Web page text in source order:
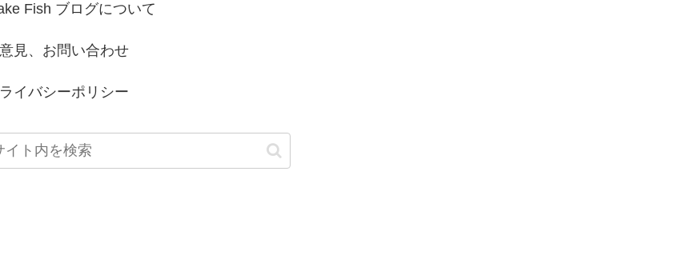
Fish ブログについて
見、お問い合わせ
イバシーポリシー